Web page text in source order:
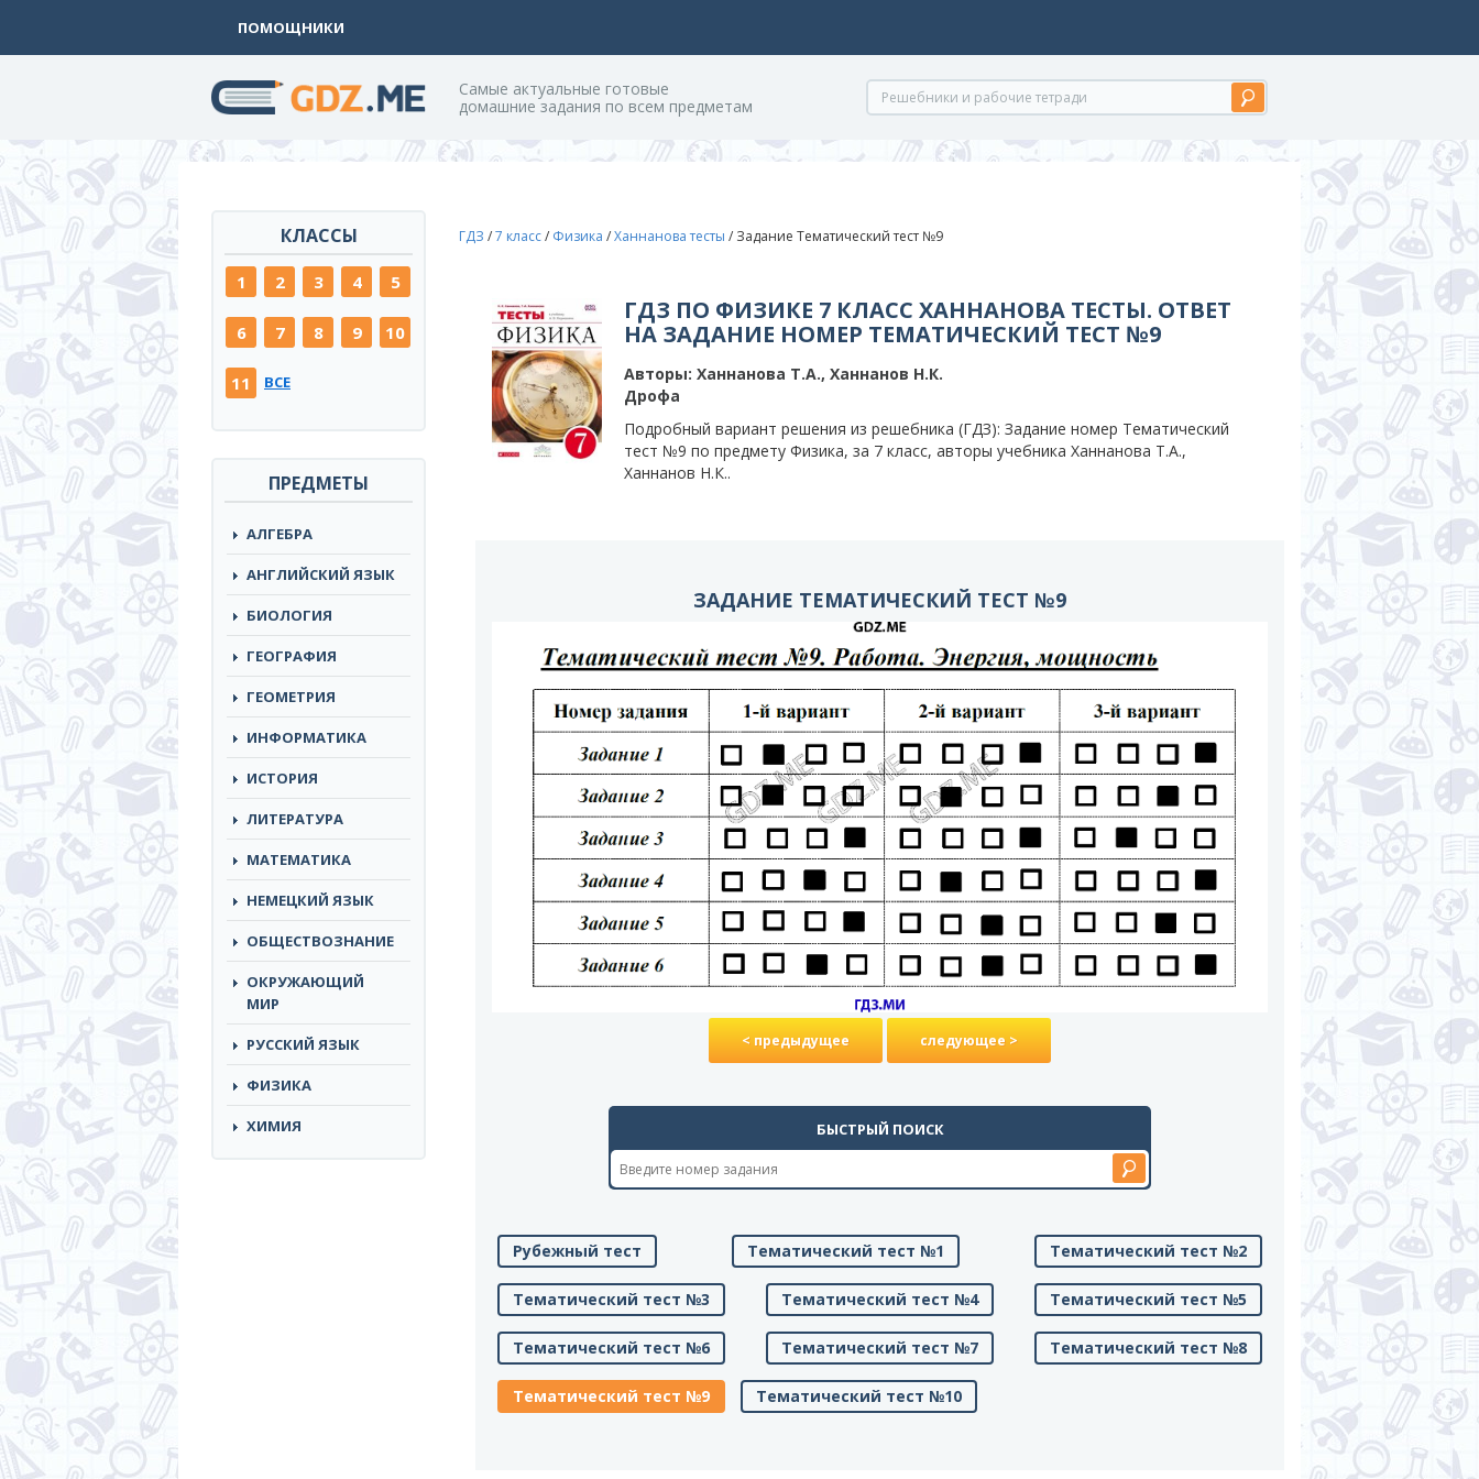
ПОМОЩНИКИ
Cамые актуальные готовые
домашние задания по всем предметам
КЛАССЫ
1 2 3 4 5
6 7 8 9 10
11 ВСЕ
ПРЕДМЕТЫ
АЛГЕБРА
АНГЛИЙСКИЙ ЯЗЫК
БИОЛОГИЯ
ГЕОГРАФИЯ
ГЕОМЕТРИЯ
ИНФОРМАТИКА
ИСТОРИЯ
ЛИТЕРАТУРА
МАТЕМАТИКА
НЕМЕЦКИЙ ЯЗЫК
ОБЩЕСТВОЗНАНИЕ
ОКРУЖАЮЩИЙ
МИР
РУССКИЙ ЯЗЫК
ФИЗИКА
ХИМИЯ
ГДЗ /7 класс/ Физика /Ханнанова тесты / Задание Тематический тест №9
ГДЗ ПО ФИЗИКЕ 7 КЛАСС ХАННАНОВА ТЕСТЫ. ОТВЕТ
НА ЗАДАНИЕ НОМЕР ТЕМАТИЧЕСКИЙ ТЕСТ №9
Авторы: Ханнанова Т.А., Ханнанов Н.К.
Дрофа
Подробный вариант решения из решебника (ГДЗ): Задание номер Тематический
тест №9 по предмету Физика, за 7 класс, авторы учебника Ханнанова Т.А.,
Ханнанов Н.К..
ЗАДАНИЕ ТЕМАТИЧЕСКИЙ ТЕСТ №9
< предыдущее следующее >
БЫСТРЫЙ ПОИСК
Рубежный тест Тематический тест №1 Тематический тест №2
Тематический тест №3 Тематический тест №4 Тематический тест №5
Тематический тест №6 Тематический тест №7 Тематический тест №8
Тематический тест №9 Тематический тест №10